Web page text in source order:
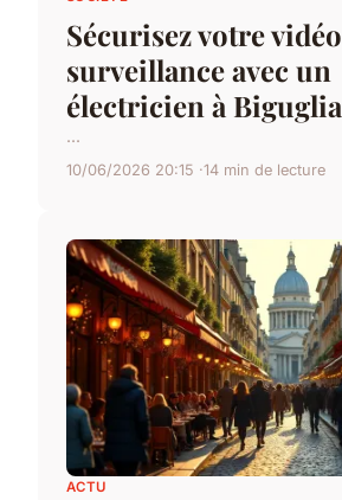
Sécurisez votre vidéo
surveillance avec un
électricien à Biguglia
...
10/06/2026 20:15 14 min de lecture
ACTU